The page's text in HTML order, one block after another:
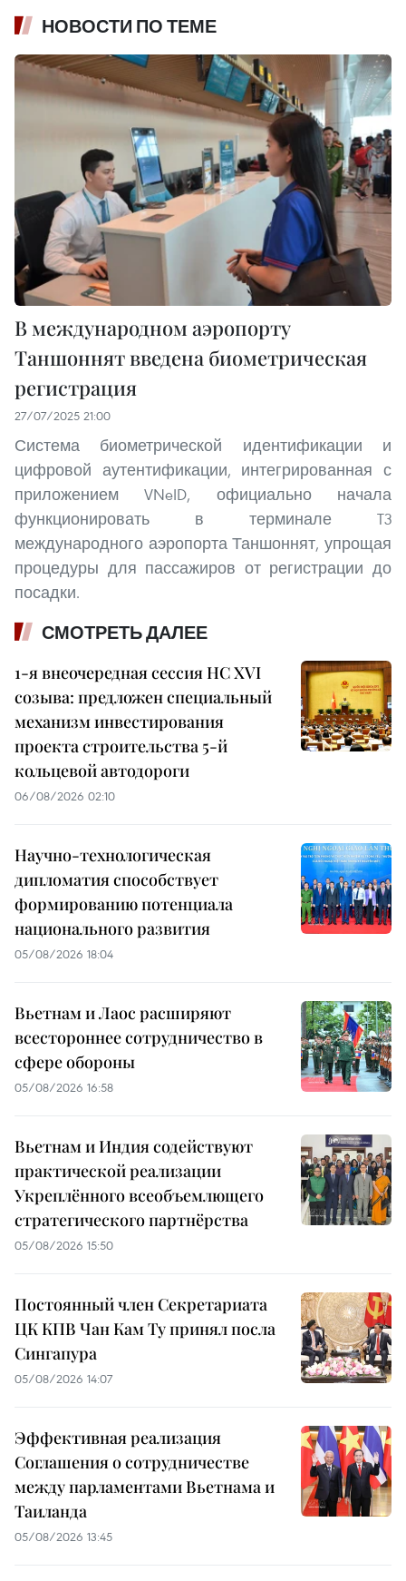
НОВОСТИ ПО ТЕМЕ
В международном аэропорту
Таншоннят введена биометрическая
регистрация
27/07/2025 21:00
Система биометрической идентификации и
цифровой аутентификации, интегрированная с
приложением VNeID, официально начала
функционировать в терминале T3
международного аэропорта Таншоннят, упрощая
процедуры для пассажиров от регистрации до
посадки.
СМОТРЕТЬ ДАЛЕЕ
1-я внеочередная сессия НС XVI
созыва: предложен специальный
механизм инвестирования
проекта строительства 5-й
кольцевой автодороги
06/08/2026 02:10
Научно-технологическая
дипломатия способствует
формированию потенциала
национального развития
05/08/2026 18:04
Вьетнам и Лаос расширяют
всестороннее сотрудничество в
сфере обороны
05/08/2026 16:58
Вьетнам и Индия содействуют
практической реализации
Укреплённого всеобъемлющего
стратегического партнёрства
05/08/2026 15:50
Постоянный член Секретариата
ЦК КПВ Чан Кам Ту принял посла
Сингапура
05/08/2026 14:07
Эффективная реализация
Соглашения о сотрудничестве
между парламентами Вьетнама и
Таиланда
05/08/2026 13:45